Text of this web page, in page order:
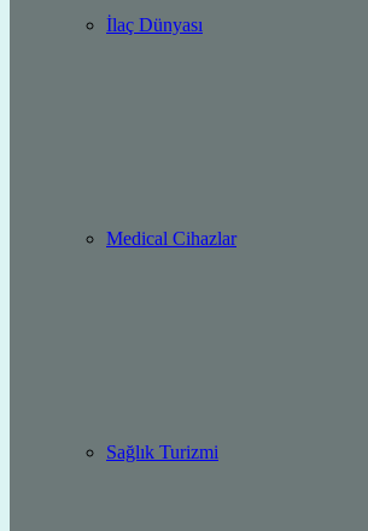
İlaç Dünyası
Medical Cihazlar
Sağlık Turizmi